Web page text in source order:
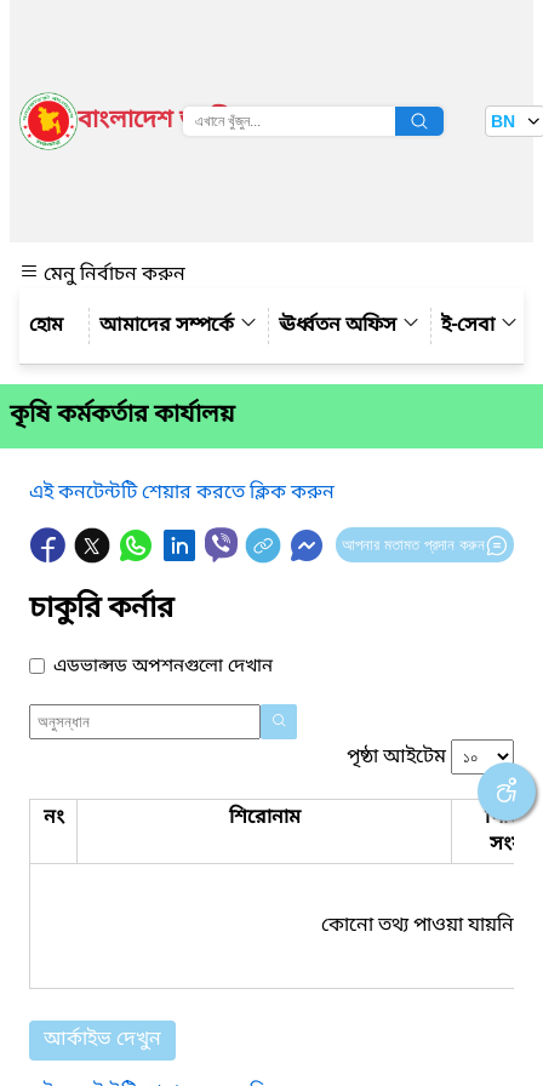
বাংলাদেশ জাতীয় তথ্য বাতায়ন BN
মেনু নির্বাচন করুন
আমাদের সম্পর্কে
ঊর্ধ্বতন অফিস ই-সেবা
কৃষি কর্মকর্তার কার্যালয়
এই কনটেন্টটি শেয়ার করতে ক্লিক করুন
আপনার মতামত প্রদান করুন
চাকুরি কর্নার
এডভান্সড অপশনগুলো দেখান
পৃষ্ঠা আইটেম
নং শিরোনাম
কোনো তথ্য পাওয়া যায়নি।
আর্কাইভ দেখুন